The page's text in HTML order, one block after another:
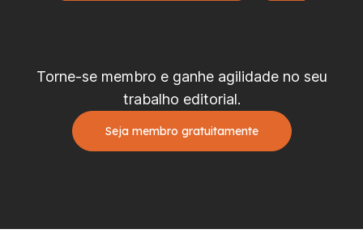
Torne-se membro e ganhe agilidade no seu
trabalho editorial.
Seja membro gratuitamente